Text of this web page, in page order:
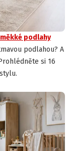
podlahy
podlahou? A
si 16